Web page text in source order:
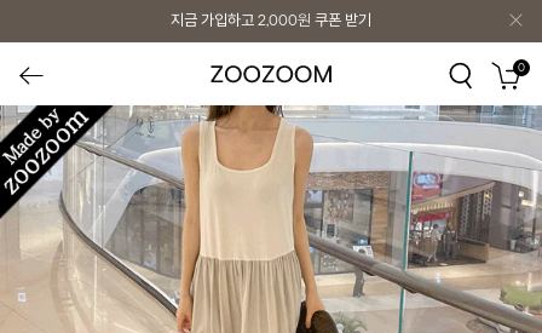
지금 가입하고 2,000원 쿠폰 받기
0